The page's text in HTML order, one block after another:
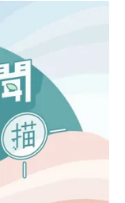
公私立醫療機構
助裝置容量1至
前受理申請。能
或累積達3500小
用發展，並提供